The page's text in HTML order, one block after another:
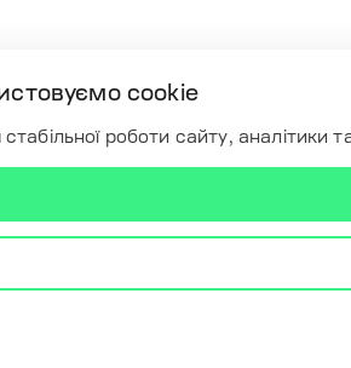
cookie
стабільної роботи сайту,